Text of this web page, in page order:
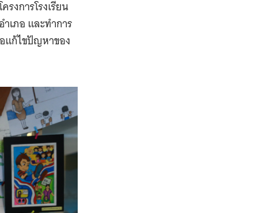
งการโรงเรียน
เภอ และทำการ
แก้ไขปัญหาของ